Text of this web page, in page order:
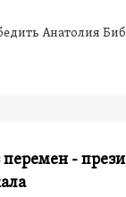
Анатолия
-